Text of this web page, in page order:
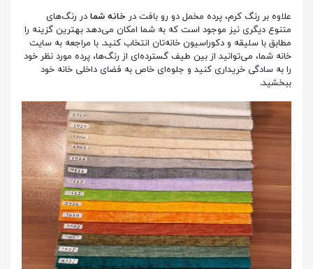
علاوه بر رنگ کرم، پرده مخمل دو رو بافت در خانه شما در رنگ‌های
متنوع دیگری نیز موجود است که به شما امکان می‌دهد بهترین گزینه را
مطابق با سلیقه و دکوراسیون خانه‌تان انتخاب کنید. با مراجعه به سایت
خانه شما، می‌توانید از بین طیف گسترده‌ای از رنگ‌ها، پرده مورد نظر خود
را به سادگی خریداری کنید و جلوه‌ای خاص به فضای داخلی خانه خود
ببخشید.